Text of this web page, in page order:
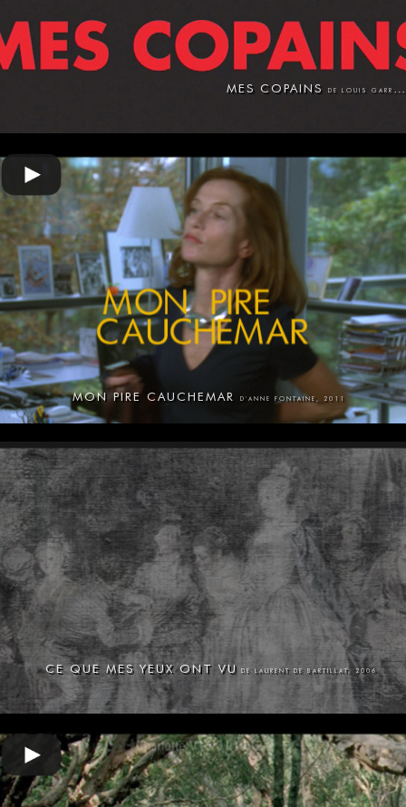
MES COPAINS DE LOUIS GARREL, 2008
MON PIRE CAUCHEMAR D'ANNE FONTAINE, 2011
CE QUE MES YEUX ONT VU DE LAURENT DE BARTILLAT, 2006